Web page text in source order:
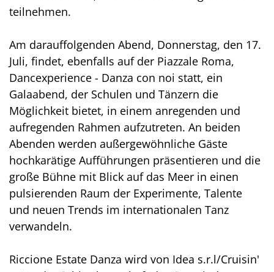
teilnehmen.
Am darauffolgenden Abend, Donnerstag, den 17.
Juli, findet, ebenfalls auf der Piazzale Roma,
Dancexperience - Danza con noi statt, ein
Galaabend, der Schulen und Tänzern die
Möglichkeit bietet, in einem anregenden und
aufregenden Rahmen aufzutreten. An beiden
Abenden werden außergewöhnliche Gäste
hochkarätige Aufführungen präsentieren und die
große Bühne mit Blick auf das Meer in einen
pulsierenden Raum der Experimente, Talente
und neuen Trends im internationalen Tanz
verwandeln.
Riccione Estate Danza wird von Idea s.r.l/Cruisin'